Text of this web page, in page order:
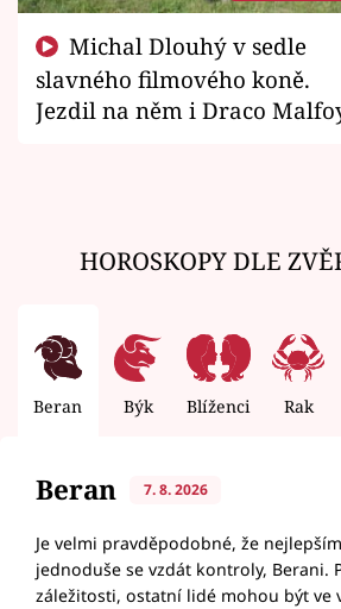
slavného filmového koně.
Jezdil na něm i Draco
HOROSKOPY DLE
Beran Býk Blíženci Rak
Beran 7. 8. 2026
Je velmi pravděpodobné, že
jednoduše se vzdát kontroly, Berani.
záležitosti, ostatní lidé mohou být ve